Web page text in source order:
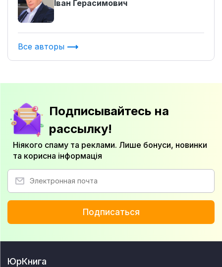
Іван Герасимович
Все авторы
Подписывайтесь на
рассылку!
Ніякого спаму та реклами. Лише бонуси, новинки
та корисна інформація
Подписаться
ЮрКнига